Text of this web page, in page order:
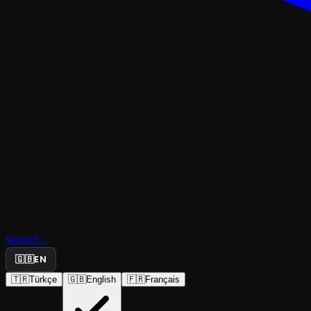
Search...
🇬🇧EN
🇹🇷Türkçe 🇬🇧English 🇫🇷Français
Rüyalar